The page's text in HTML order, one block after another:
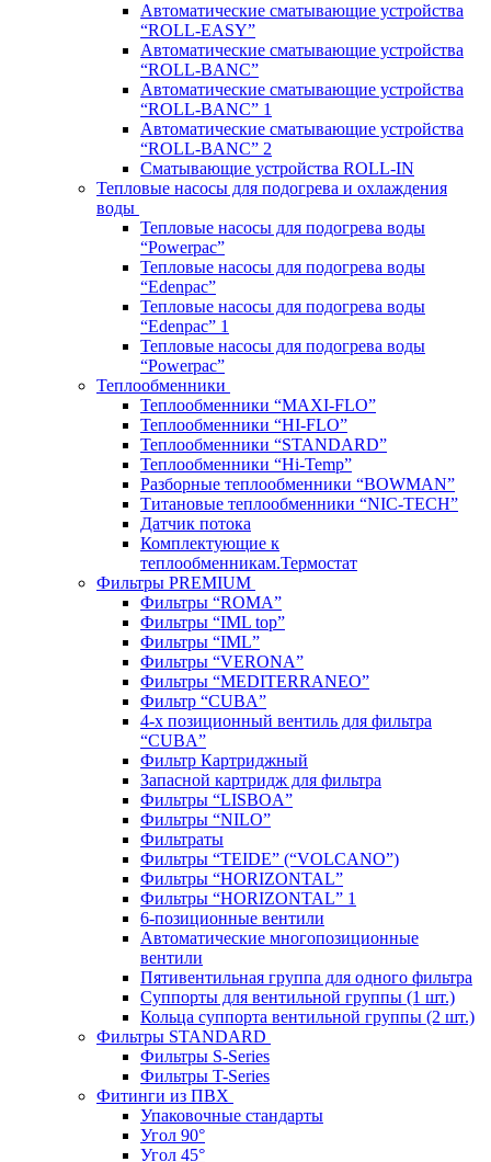
Автоматические сматывающие устройства
“ROLL-EASY”
Автоматические сматывающие устройства
“ROLL-BANC”
Автоматические сматывающие устройства
“ROLL-BANC” 1
Автоматические сматывающие устройства
“ROLL-BANC” 2
Сматывающие устройства ROLL-IN
Тепловые насосы для подогрева и охлаждения
воды
Тепловые насосы для подогрева воды
“Powerpac”
Тепловые насосы для подогрева воды
“Edenpac”
Тепловые насосы для подогрева воды
“Edenpac” 1
Тепловые насосы для подогрева воды
“Powerpac”
Теплообменники
Теплообменники “MAXI-FLO”
Теплообменники “HI-FLO”
Теплообменники “STANDARD”
Теплообменники “Hi-Temp”
Разборные теплообменники “BOWMAN”
Титановые теплообменники “NIC-TECH”
Датчик потока
Комплектующие к
теплообменникам.Термостат
Фильтры PREMIUM
Фильтры “ROMA”
Фильтры “IML top”
Фильтры “IML”
Фильтры “VERONA”
Фильтры “MEDITERRANEO”
Фильтр “CUBA”
4-х позиционный вентиль для фильтра
“CUBA”
Фильтр Картриджный
Запасной картридж для фильтра
Фильтры “LISBOA”
Фильтры “NILO”
Фильтраты
Фильтры “TEIDE” (“VOLСANO”)
Фильтры “HORIZONTAL”
Фильтры “HORIZONTAL” 1
6-позиционные вентили
Автоматические многопозиционные
вентили
Пятивентильная группа для одного фильтра
Суппорты для вентильной группы (1 шт.)
Кольца суппорта вентильной группы (2 шт.)
Фильтры STANDARD
Фильтры S-Series
Фильтры T-Series
Фитинги из ПВХ
Упаковочные стандарты
Угол 90°
Угол 45°